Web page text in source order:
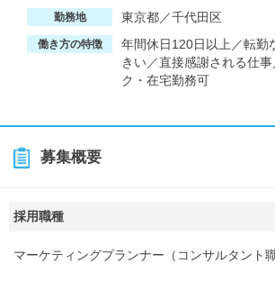
勤務地 東京都／千代田区
働き方の特徴
年間休日120日以上／転勤
きい／直接感謝される仕
ク・在宅勤務可
募集概要
採用職種
マーケティングプランナー（コンサルタント職